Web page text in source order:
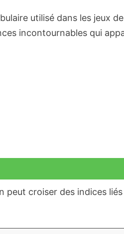
utilisé dans les jeux
incontournables qui
peut croiser des indices